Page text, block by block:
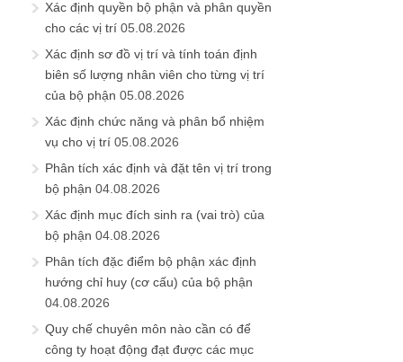
Xác định quyền bộ phận và phân quyền
cho các vị trí 05.08.2026
Xác định sơ đồ vị trí và tính toán định
biên số lượng nhân viên cho từng vị trí
của bộ phận 05.08.2026
Xác định chức năng và phân bổ nhiệm
vụ cho vị trí 05.08.2026
Phân tích xác định và đặt tên vị trí trong
bộ phận 04.08.2026
Xác định mục đích sinh ra (vai trò) của
bộ phận 04.08.2026
Phân tích đặc điểm bộ phận xác định
hướng chỉ huy (cơ cấu) của bộ phận
04.08.2026
Quy chế chuyên môn nào cần có để
công ty hoạt động đạt được các mục